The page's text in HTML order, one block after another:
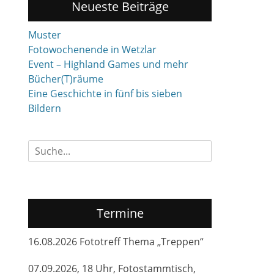
Neueste Beiträge
Muster
Fotowochenende in Wetzlar
Event – Highland Games und mehr
Bücher(T)räume
Eine Geschichte in fünf bis sieben
Bildern
Suchen
nach:
Termine
16.08.2026 Fototreff Thema „Treppen“
07.09.2026, 18 Uhr, Fotostammtisch,